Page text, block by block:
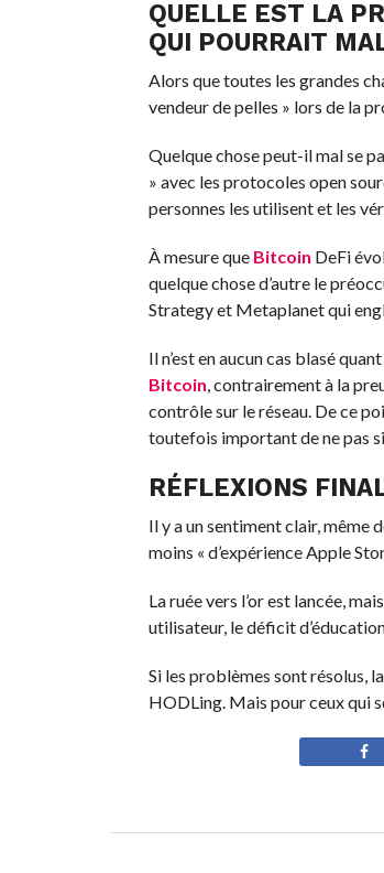
QUELLE EST LA
QUI POURRAIT
Alors que toutes les grandes
vendeur de pelles » lors de la
Quelque chose peut-il mal se
» avec les protocoles open
personnes les utilisent et les
À mesure que Bitcoin DeFi
quelque chose d’autre le
Strategy et Metaplanet qui
Il n’est en aucun cas blasé
Bitcoin, contrairement à la
contrôle sur le réseau. De ce
toutefois important de ne pas
RÉFLEXIONS
Il y a un sentiment clair, même
moins « d’expérience Apple
La ruée vers l’or est lancée,
utilisateur, le déficit
Si les problèmes sont résolus,
HODLing. Mais pour ceux qui